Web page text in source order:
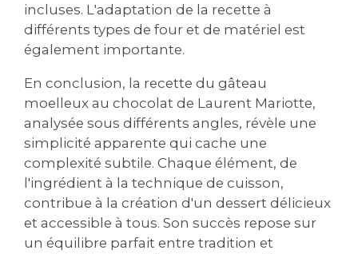
incluses. L'adaptation de la recette à
différents types de four et de matériel est
également importante.
En conclusion‚ la recette du gâteau
moelleux au chocolat de Laurent Mariotte‚
analysée sous différents angles‚ révèle une
simplicité apparente qui cache une
complexité subtile. Chaque élément‚ de
l'ingrédient à la technique de cuisson‚
contribue à la création d'un dessert délicieux
et accessible à tous. Son succès repose sur
un équilibre parfait entre tradition et